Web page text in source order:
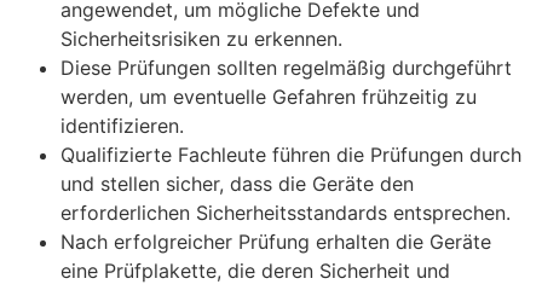
angewendet, um mögliche Defekte und
Sicherheitsrisiken zu erkennen.
Diese Prüfungen sollten regelmäßig durchgeführt
werden, um eventuelle Gefahren frühzeitig zu
identifizieren.
Qualifizierte Fachleute führen die Prüfungen durch
und stellen sicher, dass die Geräte den
erforderlichen Sicherheitsstandards entsprechen.
Nach erfolgreicher Prüfung erhalten die Geräte
eine Prüfplakette, die deren Sicherheit und